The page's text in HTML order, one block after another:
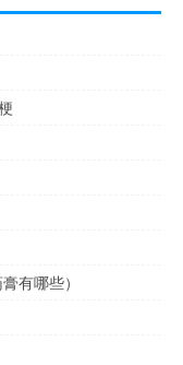
有哪些）